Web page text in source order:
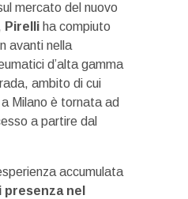
mercato del nuovo
Pirelli ha compiuto
avanti nella
d’alta gamma
ambito di cui
a Milano è tornata ad
a partire dal
accumulata
presenza nel